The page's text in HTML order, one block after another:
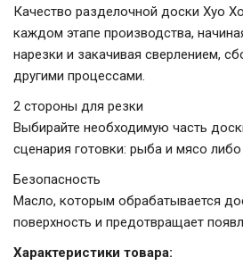
Качество разделочной доски Хуо
каждом этапе производства,
нарезки и закачивая сверлением,
другими процессами.
2 стороны для резки
Выбирайте необходимую часть
сценария готовки: рыба и мясо
Безопасность
Масло, которым обрабатывается
поверхность и предотвращает
Характеристики товара: